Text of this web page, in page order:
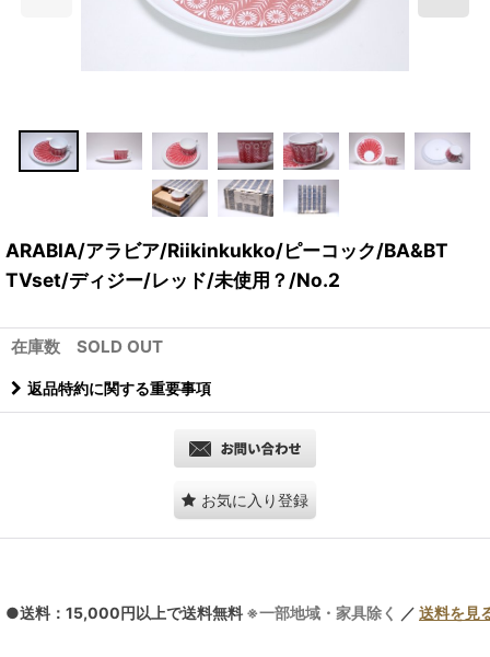
ARABIA/アラビア/Riikinkukko/ピーコック/BA&BT
TVset/ディジー/レッド/未使用？/No.2
在庫数 SOLD OUT
返品特約に関する重要事項
お気に入り登録
●送料：15,000円以上で送料無料 ※一部地域・家具除く ／ 送料を見